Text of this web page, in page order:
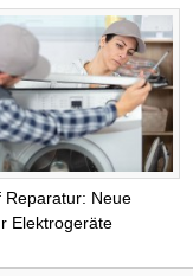
Reparatur: Neue
Elektrogeräte